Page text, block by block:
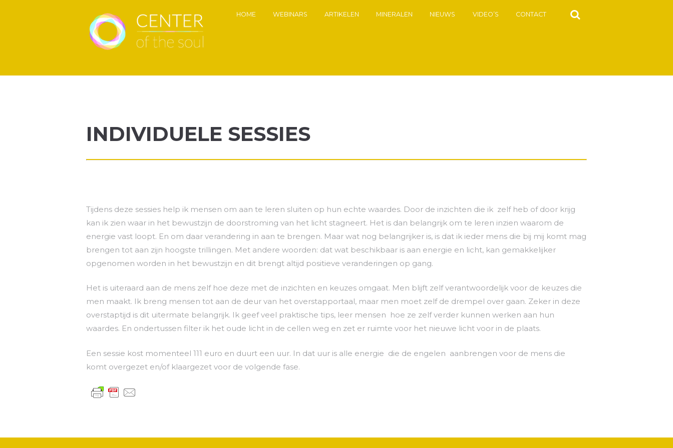
HOME WEBINARS ARTIKELEN MINERALEN NIEUWS VIDEO’S CONTACT
INDIVIDUELE SESSIES
Tijdens deze sessies help ik mensen om aan te leren sluiten op hun echte waardes. Door de inzichten die ik zelf heb of door krijg
kan ik zien waar in het bewustzijn de doorstroming van het licht stagneert. Het is dan belangrijk om te leren inzien waarom de
energie vast loopt. En om daar verandering in aan te brengen. Maar wat nog belangrijker is, is dat ik ieder mens die bij mij komt mag
brengen tot aan zijn hoogste trillingen. Met andere woorden: dat wat beschikbaar is aan energie en licht, kan gemakkelijker
opgenomen worden in het bewustzijn en dit brengt altijd positieve veranderingen op gang.
Het is uiteraard aan de mens zelf hoe deze met de inzichten en keuzes omgaat. Men blijft zelf verantwoordelijk voor de keuzes die
men maakt. Ik breng mensen tot aan de deur van het overstapportaal, maar men moet zelf de drempel over gaan. Zeker in deze
overstaptijd is dit uitermate belangrijk. Ik geef veel praktische tips, leer mensen hoe ze zelf verder kunnen werken aan hun
waardes. En ondertussen filter ik het oude licht in de cellen weg en zet er ruimte voor het nieuwe licht voor in de plaats.
Een sessie kost momenteel 111 euro en duurt een uur. In dat uur is alle energie die de engelen aanbrengen voor de mens die
komt overgezet en/of klaargezet voor de volgende fase.